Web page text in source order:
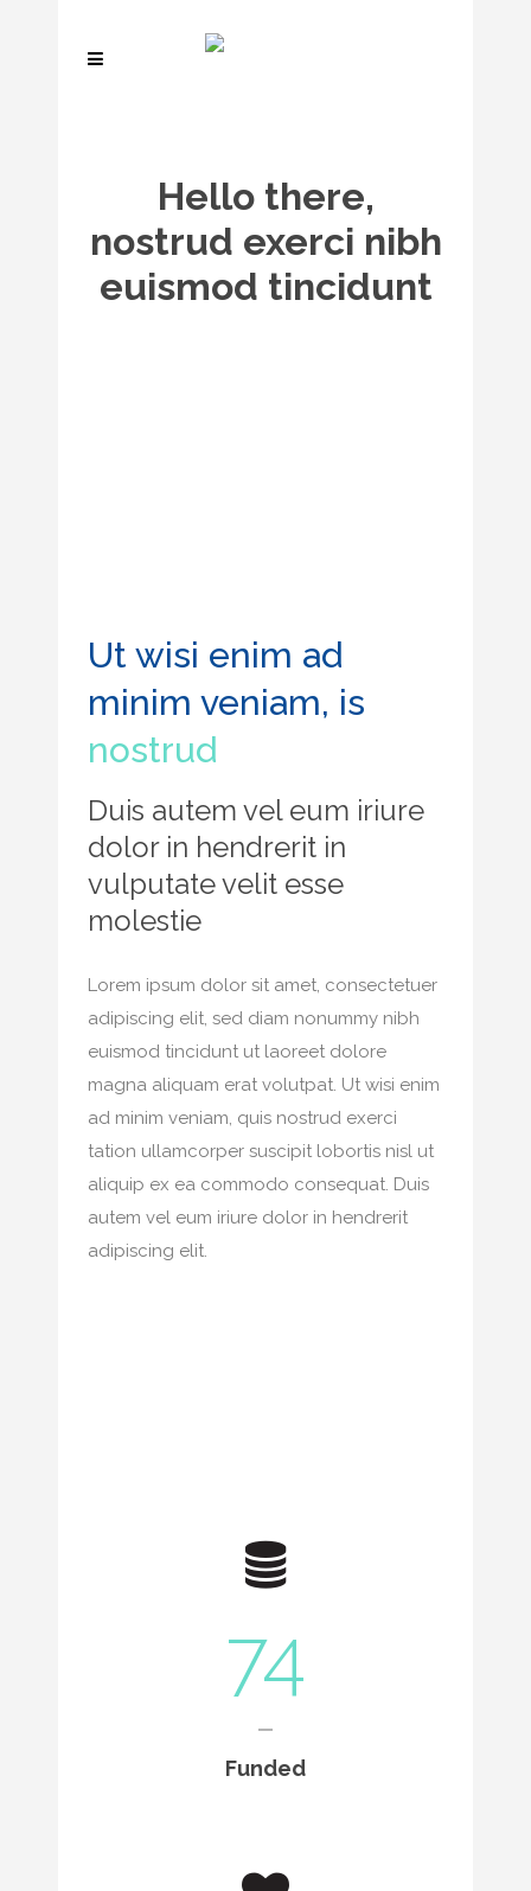
Hello there,
nostrud exerci nibh
euismod tincidunt
Ut wisi enim ad
minim veniam, is
nostrud
Duis autem vel eum iriure
dolor in hendrerit in
vulputate velit esse
molestie
Lorem ipsum dolor sit amet, consectetuer
adipiscing elit, sed diam nonummy nibh
euismod tincidunt ut laoreet dolore
magna aliquam erat volutpat. Ut wisi enim
ad minim veniam, quis nostrud exerci
tation ullamcorper suscipit lobortis nisl ut
aliquip ex ea commodo consequat. Duis
autem vel eum iriure dolor in hendrerit
adipiscing elit.
74
Funded